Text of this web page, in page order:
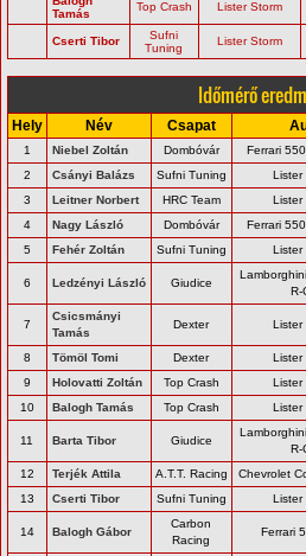
Tamás
Top Crash Lister Storm
Cserti Tibor
Sufni
Tuning
Lister Storm
Időmérő
Hely Név Csapat
1 Niebel Zoltán Dombóvár Ferrari
2
Csányi Balázs Sufni Tuning Lister
3
Leitner Norbert HRC Team Lister
4
Nagy László Dombóvár Ferrari
5
Fehér Zoltán Sufni Tuning Lister
6 Ledzényi László Giudice
R-
7
Csicsmányi
Tamás
Dexter Lister
8 Tömöl Tomi Dexter Lister
9
Holovatti Zoltán Top Crash Lister
10
Balogh Tamás Top Crash Lister
11 Barta Tibor Giudice
R-
12 Terjék Attila A.T.T. Racing Chevrolet
13
Cserti Tibor Sufni Tuning Lister
14 Balogh Gábor
Carbon
Racing
Ferrari